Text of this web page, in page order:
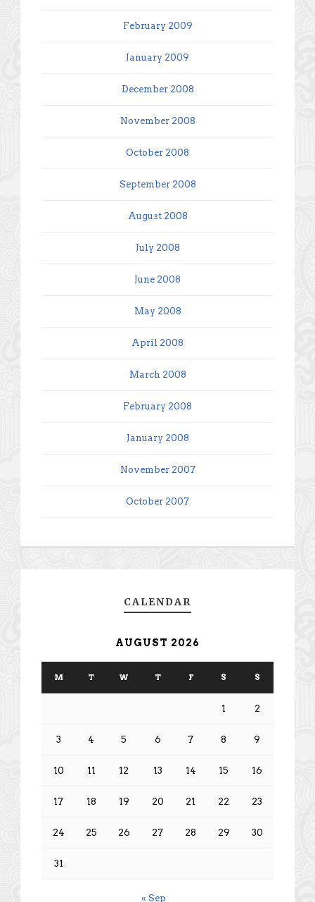
February 2009
January 2009
December 2008
November 2008
October 2008
September 2008
August 2008
July 2008
June 2008
May 2008
April 2008
March 2008
February 2008
January 2008
November 2007
October 2007
CALENDAR
AUGUST 2026
M T W T F S S
1 2
3 4 5 6 7 8 9
10 11 12 13 14 15 16
17 18 19 20 21 22 23
24 25 26 27 28 29 30
31
« Sep